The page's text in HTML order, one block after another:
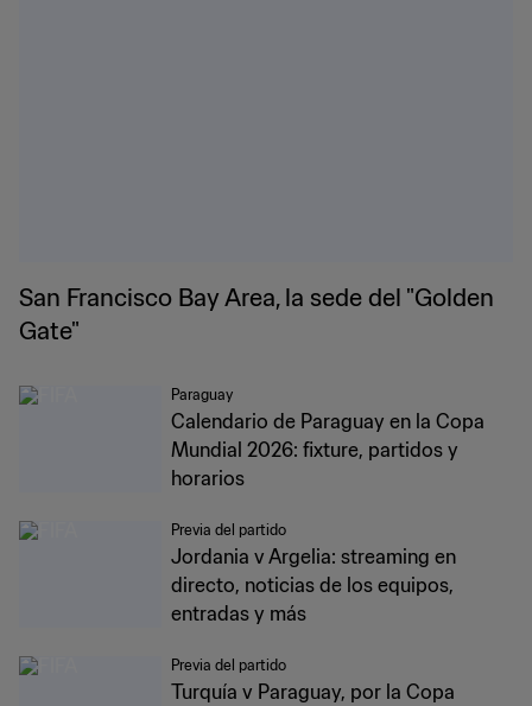
San Francisco Bay Area, la sede del "Golden
Gate"
Paraguay
Calendario de Paraguay en la Copa
Mundial 2026: fixture, partidos y
horarios
Previa del partido
Jordania v Argelia: streaming en
directo, noticias de los equipos,
entradas y más
Previa del partido
Turquía v Paraguay, por la Copa